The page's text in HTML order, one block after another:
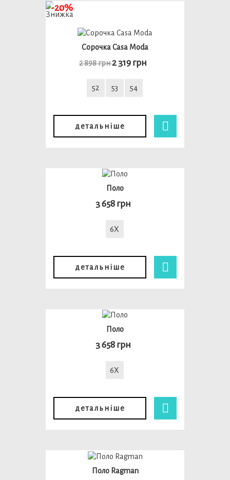
Сорочка Casa Moda
2 898 грн2 319 грн
52 53 54
детальніше
-20%
Поло
3 658 грн
6X
детальніше
Поло
3 658 грн
6X
детальніше
Поло Ragman